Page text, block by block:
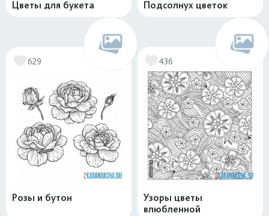
Цветы для букета Подсолнух цветок
629
Розы и бутон
436
Узоры цветы
влюбленной